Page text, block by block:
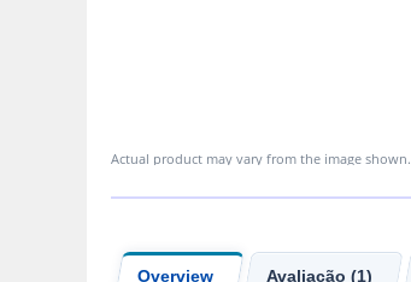
Actual product may vary from the image shown.
Overview Avaliação (1)